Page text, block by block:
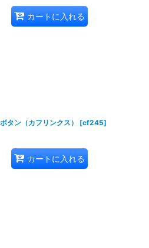
カートに入れる
タン（カフリンクス） [cf245]
カートに入れる